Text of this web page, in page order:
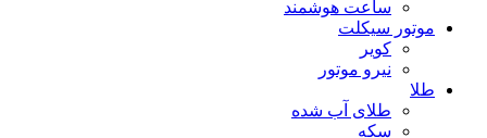
ساعت هوشمند
موتور سیکلت
کویر
نیرو موتور
طلا
طلای آب شده
سکه